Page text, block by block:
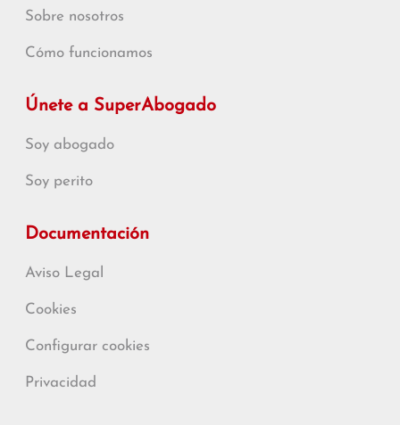
Sobre nosotros
Cómo funcionamos
Únete a SuperAbogado
Soy abogado
Soy perito
Documentación
Aviso Legal
Cookies
Configurar cookies
Privacidad